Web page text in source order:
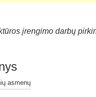
įrengimo darbų
asmenų